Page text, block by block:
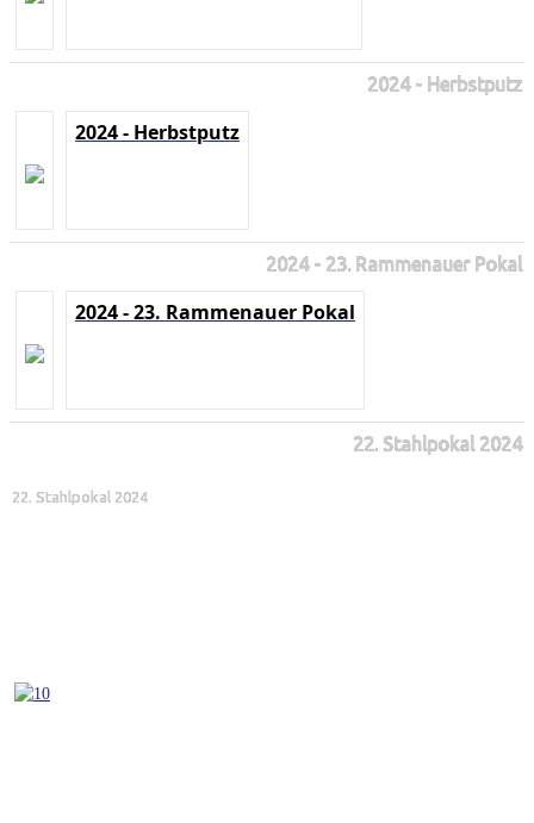
2024 - Herbstputz
2024 - Herbstputz
2024 - 23. Rammenauer Pokal
2024 - 23. Rammenauer Pokal
22. Stahlpokal 2024
22. Stahlpokal 2024